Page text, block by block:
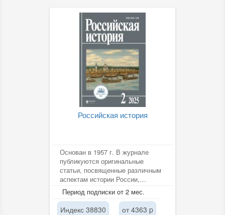
Российская история
Основан в 1957 г. В журнале
публикуются оригинальные
статьи, посвященные различным
аспектам истории России,
начиная с древнейших времен,
ее...
Период подписки от 2 мес.
Индекс 38830 от 4363 p